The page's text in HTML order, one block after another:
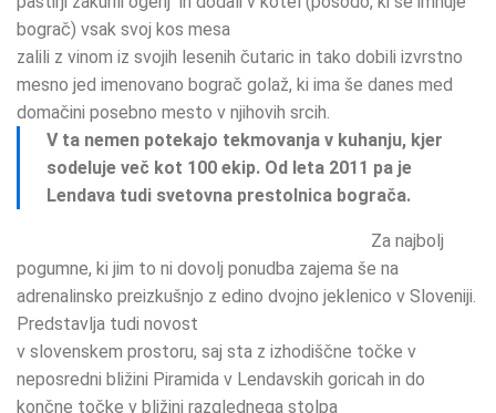
bograč) vsak svoj kos mesa
zalili z vinom iz svojih lesenih čutaric in tako dobili izvrstno
mesno jed imenovano bograč golaž, ki ima še danes med
domačini posebno mesto v njihovih srcih.
V ta nemen potekajo tekmovanja v kuhanju, kjer
sodeluje več kot 100 ekip. Od leta 2011 pa je
Lendava tudi svetovna prestolnica bograča.
Za najbolj
pogumne, ki jim to ni dovolj ponudba zajema še na
adrenalinsko preizkušnjo z edino dvojno jeklenico v Sloveniji.
Predstavlja tudi novost
v slovenskem prostoru, saj sta z izhodiščne točke v
neposredni bližini Piramida v Lendavskih goricah in do
končne točke v bližini razglednega stolpa